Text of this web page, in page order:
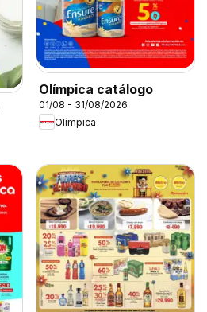
Olímpica catálogo
01/08 - 31/08/2026
Olímpica